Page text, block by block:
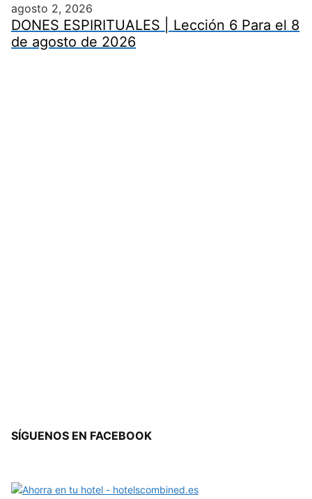
agosto 2, 2026
DONES ESPIRITUALES | Lección 6 Para el 8
de agosto de 2026
SÍGUENOS EN FACEBOOK